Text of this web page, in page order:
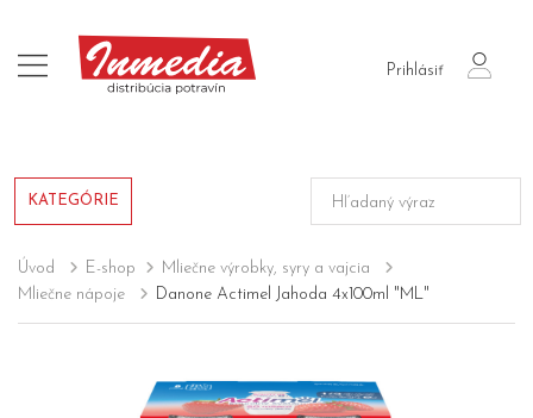
Prihlásiť
login
KATEGÓRIE
Úvod E-shop
Mliečne výrobky, syry a vajcia
Mliečne nápoje
Danone Actimel Jahoda 4x100ml "ML"